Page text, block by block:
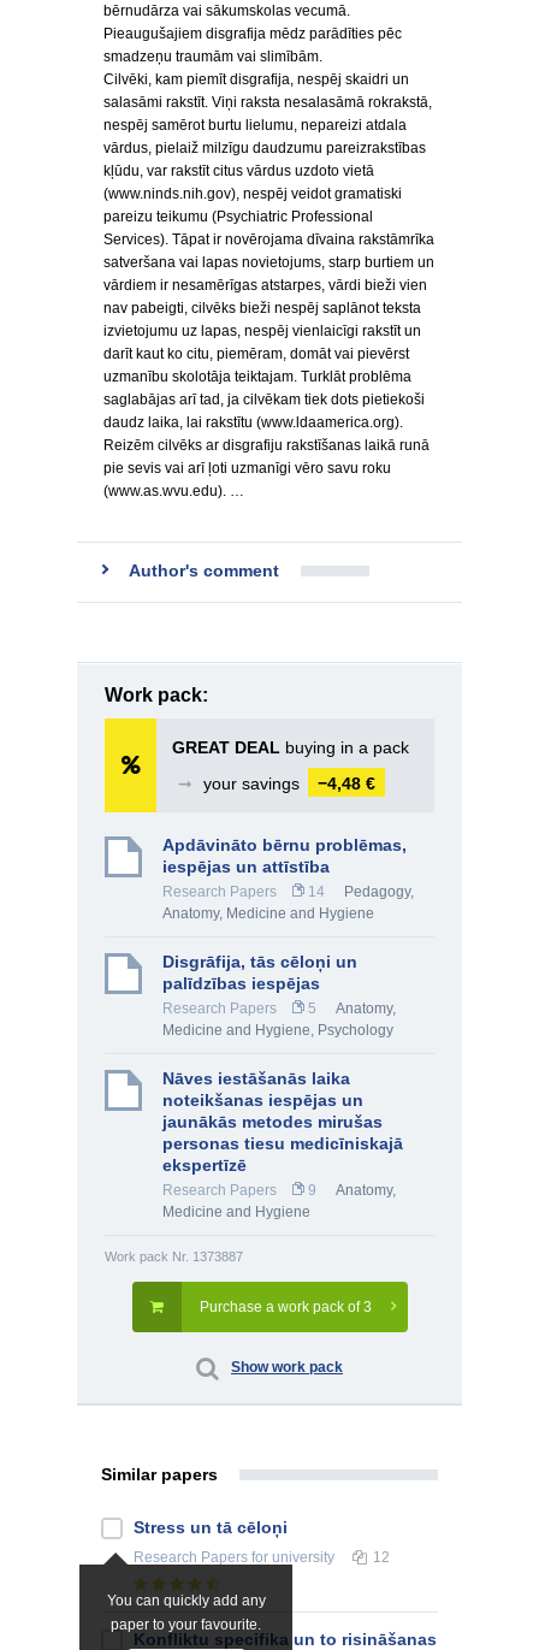
bērnudārza vai sākumskolas vecumā.
Pieaugušajiem disgrafija mēdz parādīties pēc
smadzeņu traumām vai slimībām.
Cilvēki, kam piemīt disgrafija, nespēj skaidri un
salasāmi rakstīt. Viņi raksta nesalasāmā rokrakstā,
nespēj samērot burtu lielumu, nepareizi atdala
vārdus, pielaiž milzīgu daudzumu pareizrakstības
kļūdu, var rakstīt citus vārdus uzdoto vietā
(www.ninds.nih.gov), nespēj veidot gramatiski
pareizu teikumu (Psychiatric Professional
Services). Tāpat ir novērojama dīvaina rakstāmrīka
satveršana vai lapas novietojums, starp burtiem un
vārdiem ir nesamērīgas atstarpes, vārdi bieži vien
nav pabeigti, cilvēks bieži nespēj saplānot teksta
izvietojumu uz lapas, nespēj vienlaicīgi rakstīt un
darīt kaut ko citu, piemēram, domāt vai pievērst
uzmanību skolotāja teiktajam. Turklāt problēma
saglabājas arī tad, ja cilvēkam tiek dots pietiekoši
daudz laika, lai rakstītu (www.ldaamerica.org).
Reizēm cilvēks ar disgrafiju rakstīšanas laikā runā
pie sevis vai arī ļoti uzmanīgi vēro savu roku
(www.as.wvu.edu). …
Author's comment
Work pack:
GREAT DEAL buying in a pack
➞
your savings −4,48 €
Apdāvināto bērnu problēmas,
iespējas un attīstība
Research Papers 14 Pedagogy,
Anatomy, Medicine and Hygiene
Disgrāfija, tās cēloņi un
palīdzības iespējas
Research Papers 5
Anatomy,
Medicine and Hygiene, Psychology
Nāves iestāšanās laika
noteikšanas iespējas un
jaunākās metodes mirušas
personas tiesu medicīniskajā
ekspertīzē
Research Papers 9
Anatomy,
Medicine and Hygiene
Work pack Nr. 1373887
Purchase a work pack of 3
Show work pack
Similar papers
You can quickly add any
paper to your favourite.
Stress un tā cēloņi
Research Papers for university 12
Konfliktu specifika un to risināšanas